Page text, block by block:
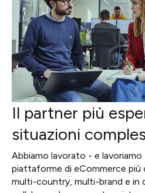
Il partner più
situazioni
Abbiamo lavorato - e
piattaforme di eCommerce
multi-country, multi-brand e in